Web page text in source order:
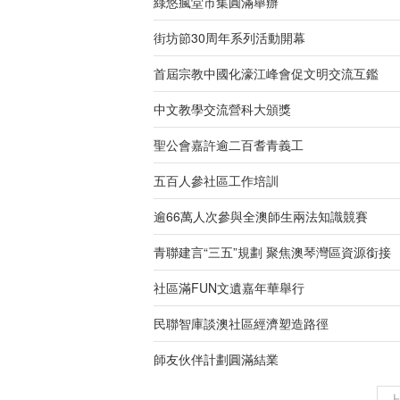
街坊節30周年系列活動開幕
首屆宗教中國化濠江峰會促文明交流互鑑
中文教學交流營科大頒獎
聖公會嘉許逾二百耆青義工
五百人參社區工作培訓
逾66萬人次參與全澳師生兩法知識競賽
青聯建言“三五”規劃 聚焦澳琴灣區資源銜接
社區滿FUN文遺嘉年華舉行
民聯智庫談澳社區經濟塑造路徑
師友伙伴計劃圓滿結業